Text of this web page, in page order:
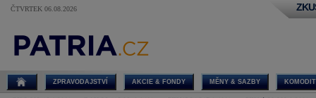
ČTVRTEK 06.08.2026
ZPRAVODAJSTVÍ AKCIE & FONDY MĚNY & SAZBY